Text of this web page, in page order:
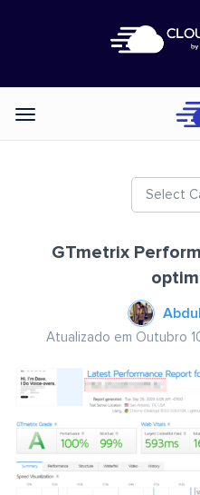
Categories
Select
GTmetrix
Atualizado em Outubro